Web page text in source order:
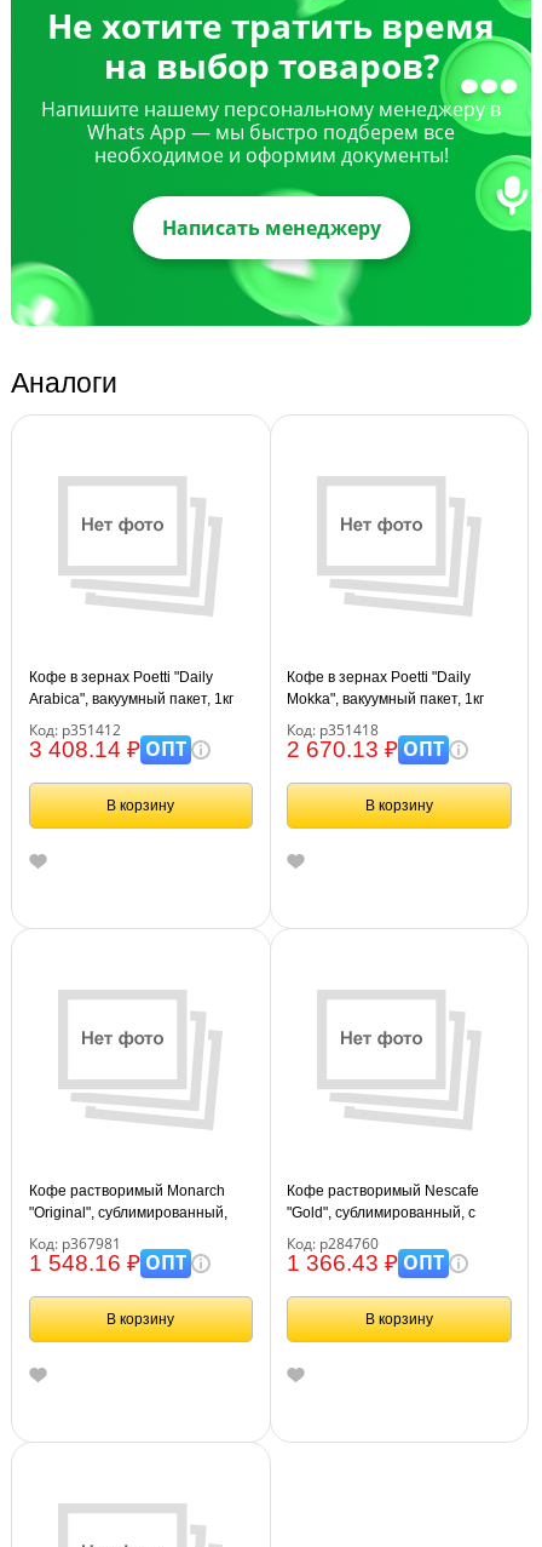
Не хотите тратить время
на выбор товаров?
Напишите нашему персональному менеджеру в
Whats App — мы быстро подберем все
необходимое и оформим документы!
Написать менеджеру
Аналоги
Кофе в зернах Poetti "Daily
Arabica", вакуумный пакет, 1кг
Код: р351412
3 408.14 ₽ОПТ
В корзину
Кофе в зернах Poetti "Daily
Mokka", вакуумный пакет, 1кг
Код: р351418
2 670.13 ₽ОПТ
В корзину
Кофе растворимый Monarch
"Original", сублимированный,
Код: р367981
1 548.16 ₽ОПТ
В корзину
Кофе растворимый Nescafe
"Gold", сублимированный, с
упаковка, 190г
Код: р284760
1 366.43 ₽ОПТ
В корзину